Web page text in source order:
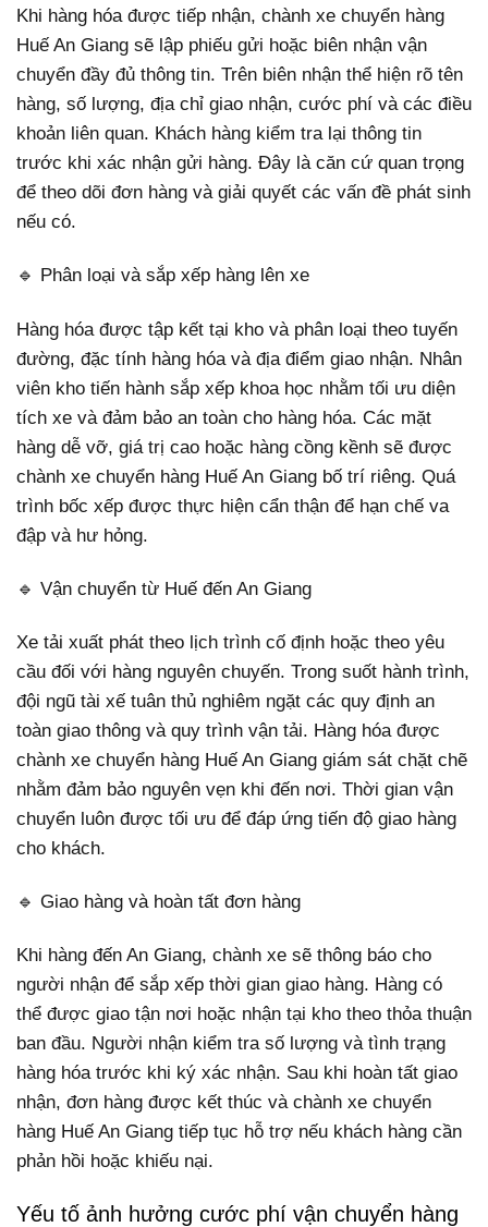
Khi hàng hóa được tiếp nhận, chành xe chuyển hàng
Huế An Giang sẽ lập phiếu gửi hoặc biên nhận vận
chuyển đầy đủ thông tin. Trên biên nhận thể hiện rõ tên
hàng, số lượng, địa chỉ giao nhận, cước phí và các điều
khoản liên quan. Khách hàng kiểm tra lại thông tin
trước khi xác nhận gửi hàng. Đây là căn cứ quan trọng
để theo dõi đơn hàng và giải quyết các vấn đề phát sinh
nếu có.
🔹 Phân loại và sắp xếp hàng lên xe
Hàng hóa được tập kết tại kho và phân loại theo tuyến
đường, đặc tính hàng hóa và địa điểm giao nhận. Nhân
viên kho tiến hành sắp xếp khoa học nhằm tối ưu diện
tích xe và đảm bảo an toàn cho hàng hóa. Các mặt
hàng dễ vỡ, giá trị cao hoặc hàng cồng kềnh sẽ được
chành xe chuyển hàng Huế An Giang bố trí riêng. Quá
trình bốc xếp được thực hiện cẩn thận để hạn chế va
đập và hư hỏng.
🔹 Vận chuyển từ Huế đến An Giang
Xe tải xuất phát theo lịch trình cố định hoặc theo yêu
cầu đối với hàng nguyên chuyến. Trong suốt hành trình,
đội ngũ tài xế tuân thủ nghiêm ngặt các quy định an
toàn giao thông và quy trình vận tải. Hàng hóa được
chành xe chuyển hàng Huế An Giang giám sát chặt chẽ
nhằm đảm bảo nguyên vẹn khi đến nơi. Thời gian vận
chuyển luôn được tối ưu để đáp ứng tiến độ giao hàng
cho khách.
🔹 Giao hàng và hoàn tất đơn hàng
Khi hàng đến An Giang, chành xe sẽ thông báo cho
người nhận để sắp xếp thời gian giao hàng. Hàng có
thể được giao tận nơi hoặc nhận tại kho theo thỏa thuận
ban đầu. Người nhận kiểm tra số lượng và tình trạng
hàng hóa trước khi ký xác nhận. Sau khi hoàn tất giao
nhận, đơn hàng được kết thúc và chành xe chuyển
hàng Huế An Giang tiếp tục hỗ trợ nếu khách hàng cần
phản hồi hoặc khiếu nại.
Yếu tố ảnh hưởng cước phí vận chuyển hàng